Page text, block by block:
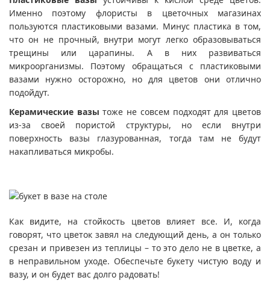
Именно поэтому флористы в цветочных магазинах
пользуются пластиковыми вазами. Минус пластика в том,
что он не прочный, внутри могут легко образовываться
трещины или царапины. А в них развиваться
микроорганизмы. Поэтому обращаться с пластиковыми
вазами нужно осторожно, но для цветов они отлично
подойдут.
Керамические вазы тоже не совсем подходят для цветов
из-за своей пористой структуры, но если внутри
поверхность вазы глазурованная, тогда там не будут
накапливаться микробы.
Как видите, на стойкость цветов влияет все. И, когда
говорят, что цветок завял на следующий день, а он только
срезан и привезен из теплицы – то это дело не в цветке, а
в неправильном уходе. Обеспечьте букету чистую воду и
вазу, и он будет вас долго радовать!